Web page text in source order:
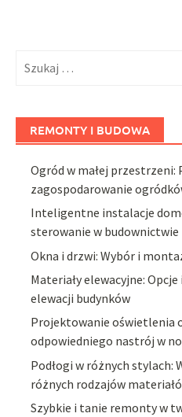
REMONTY I BUDOWA
Ogród w małej przestrzeni:
zagospodarowanie
Inteligentne instalacje
sterowanie w
Okna i drzwi: Wybór i
Materiały elewacyjne:
elewacji budynków
Projektowanie oświetlenia
odpowiedniego nastrój w
Podłogi w różnych stylach:
różnych rodzajów
Szybkie i tanie remonty w